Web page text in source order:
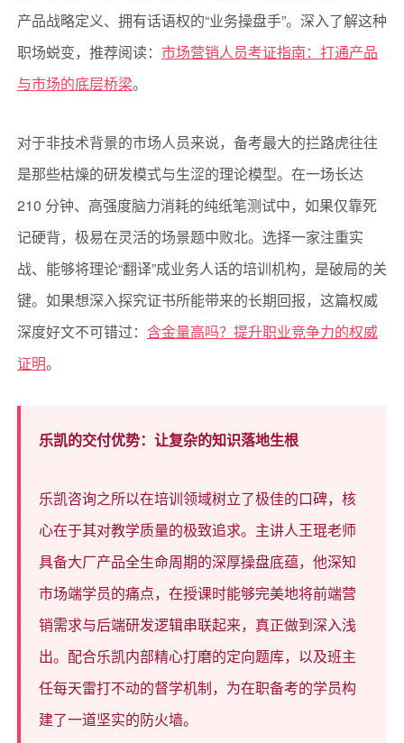
产品战略定义、拥有话语权的“业务操盘手”。深入了解这种
职场蜕变，推荐阅读： 市场营销人员考证指南：打通产品
与市场的底层桥梁。
对于非技术背景的市场人员来说，备考最大的拦路虎往往
是那些枯燥的研发模式与生涩的理论模型。在一场长达
210 分钟、高强度脑力消耗的纯纸笔测试中，如果仅靠死
记硬背，极易在灵活的场景题中败北。选择一家注重实
战、能够将理论“翻译”成业务人话的培训机构，是破局的关
键。如果想深入探究证书所能带来的长期回报，这篇权威
深度好文不可错过： 含金量高吗？提升职业竞争力的权威
证明。
乐凯的交付优势：让复杂的知识落地生根
乐凯咨询之所以在培训领域树立了极佳的口碑，核
心在于其对教学质量的极致追求。主讲人王琨老师
具备大厂产品全生命周期的深厚操盘底蕴，他深知
市场端学员的痛点，在授课时能够完美地将前端营
销需求与后端研发逻辑串联起来，真正做到深入浅
出。配合乐凯内部精心打磨的定向题库，以及班主
任每天雷打不动的督学机制，为在职备考的学员构
建了一道坚实的防火墙。